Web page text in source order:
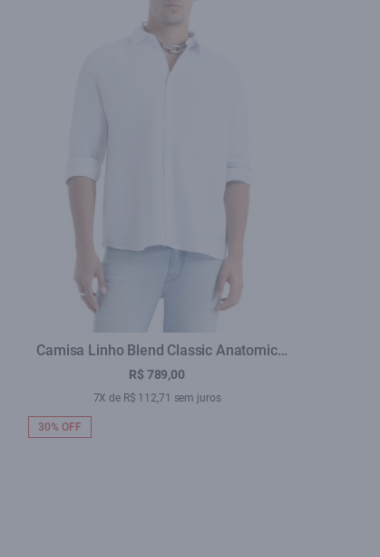
Camisa Linho Blend Classic Anatomic
Branco
R$ 789,00
7X de R$ 112,71 sem juros
30% OFF